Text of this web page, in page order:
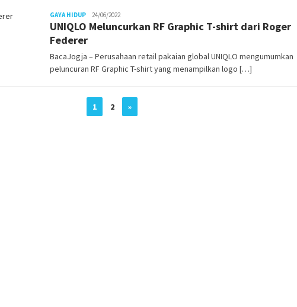
GAYA HIDUPJuno24/06/2022
UNIQLO Meluncurkan RF Graphic T-shirt dari Roger
Federer
BacaJogja – Perusahaan retail pakaian global UNIQLO mengumumkan
peluncuran RF Graphic T-shirt yang menampilkan logo […]
1 2 »